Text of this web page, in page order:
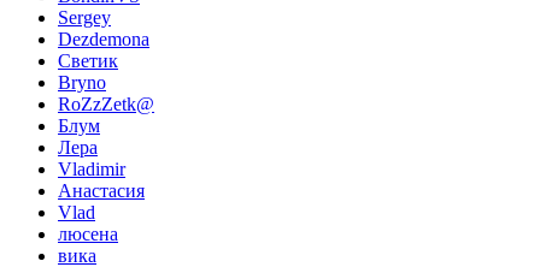
Sergey
Dezdemona
Светик
Bryno
RoZzZetk@
Блум
Лера
Vladimir
Анастасия
Vlad
люсена
вика